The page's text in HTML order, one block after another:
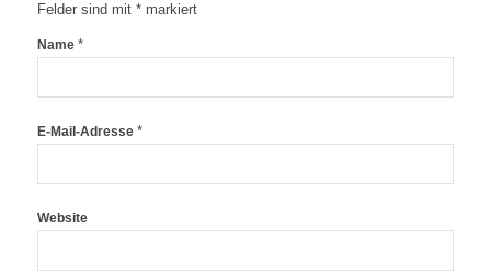
Felder sind mit *markiert
Name *
E-Mail-Adresse *
Website